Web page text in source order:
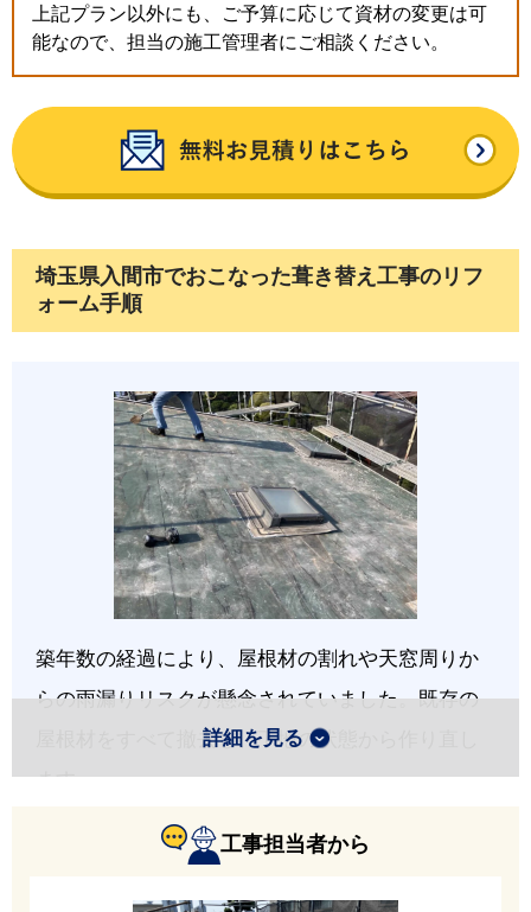
上記プラン以外にも、ご予算に応じて資材の変更は可
能なので、担当の施工管理者にご相談ください。
埼玉県入間市でおこなった葺き替え工事のリフ
ォーム手順
築年数の経過により、屋根材の割れや天窓周りか
らの雨漏りリスクが懸念されていました。既存の
屋根材をすべて撤去し、下地の状態から作り直し
ます。
詳細を見る
工事担当者から